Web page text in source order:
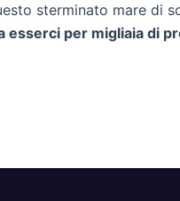
sterminato mare di
esserci per migliaia di